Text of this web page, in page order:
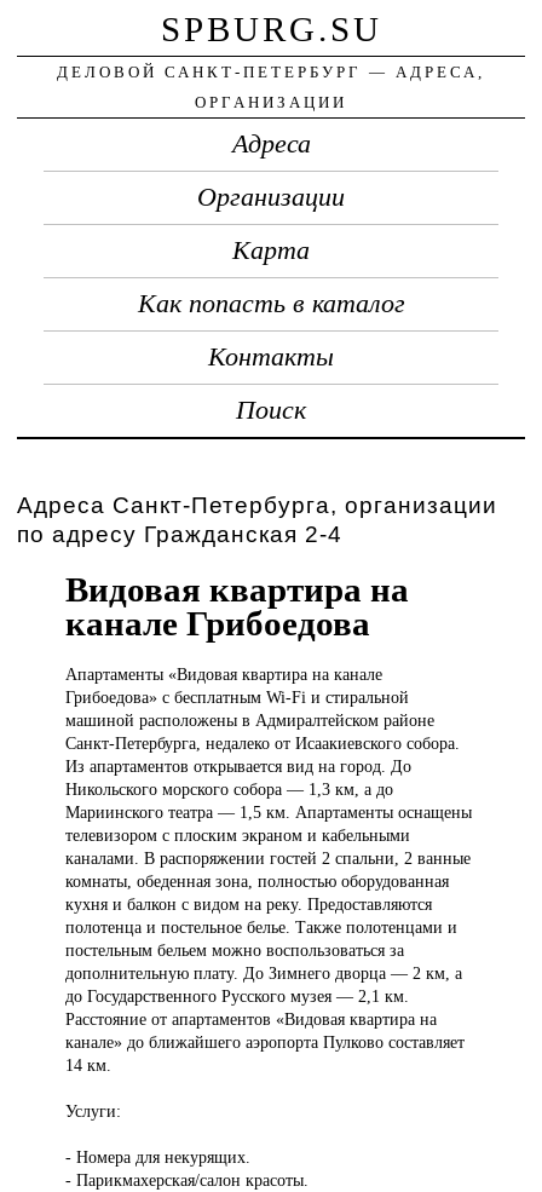
SPBURG.SU
ДЕЛОВОЙ САНКТ-ПЕТЕРБУРГ — АДРЕСА,
ОРГАНИЗАЦИИ
Адреса
Организации
Карта
Как попасть в каталог
Контакты
Поиск
Адреса Санкт-Петербурга, организации
по адресу Гражданская 2-4
Видовая квартира на
канале Грибоедова
Апартаменты «Видоваяквартира на канале
Грибоедова» с бесплатным Wi-Fi и стиральной
машиной расположены в Адмиралтейском районе
Санкт-Петербурга, недалеко от Исаакиевского собора.
Из апартаментов открывается вид на город. До
Никольского морского собора — 1,3 км, а до
Мариинского театра — 1,5 км. Апартаменты оснащены
телевизором с плоским экраном и кабельными
каналами. В распоряжении гостей 2 спальни, 2 ванные
комнаты, обеденная зона, полностью оборудованная
кухня и балкон с видом на реку. Предоставляются
полотенца и постельное белье. Также полотенцами и
постельным бельем можно воспользоваться за
дополнительную плату. До Зимнего дворца — 2 км, а
до Государственного Русского музея — 2,1 км.
Расстояние от апартаментов «Видовая квартира на
канале» до ближайшего аэропорта Пулково составляет
14 км.
Услуги:
- Номера для некурящих.
- Парикмахерская/салон красоты.